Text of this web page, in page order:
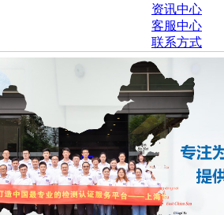
资讯中心
客服中心
联系方式